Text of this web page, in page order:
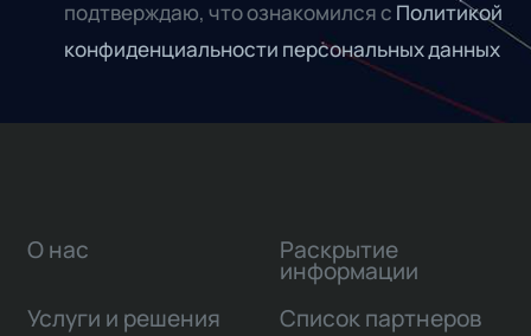
подтверждаю, что ознакомился с Политикой
конфиденциальности персональных данных
О нас
Услуги и решения
Раскрытие
информации
Список партнеров